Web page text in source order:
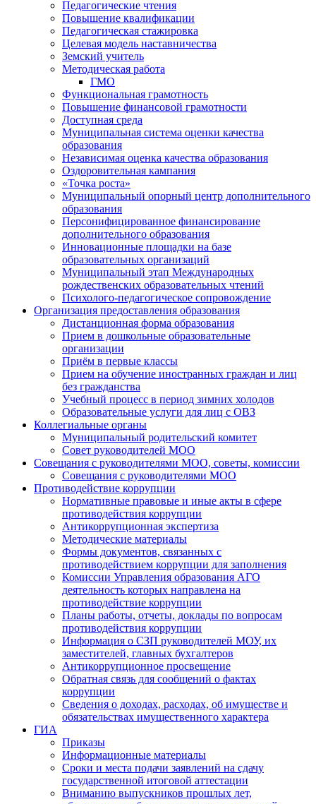
Педагогические чтения
Повышение квалификации
Педагогическая стажировка
Целевая модель наставничества
Земский учитель
Методическая работа
ГМО
Функциональная грамотность
Повышение финансовой грамотности
Доступная среда
Муниципальная система оценки качества
образования
Независимая оценка качества образования
Оздоровительная кампания
«Точка роста»
Муниципальный опорный центр дополнительного
образования
Персонифицированное финансирование
дополнительного образования
Инновационные площадки на базе
образовательных организаций
Муниципальный этап Международных
рождественских образовательных чтений
Психолого-педагогическое сопровождение
Организация предоставления образования
Дистанционная форма образования
Прием в дошкольные образовательные
организации
Приём в первые классы
Прием на обучение иностранных граждан и лиц
без гражданства
Учебный процесс в период зимних холодов
Образовательные услуги для лиц с ОВЗ
Коллегиальные органы
Муниципальный родительский комитет
Совет руководителей МОО
Совещания с руководителями МОО, советы, комиссии
Совещания с руководителями МОО
Противодействие коррупции
Нормативные правовые и иные акты в сфере
противодействия коррупции
Антикоррупционная экспертиза
Методические материалы
Формы документов, связанных с
противодействием коррупции для заполнения
Комиссии Управления образования АГО
деятельность которых направлена на
противодействие коррупции
Планы работы, отчеты, доклады по вопросам
противодействия коррупции
Информация о СЗП руководителей МОУ, их
заместителей, главных бухгалтеров
Антикоррупционное просвещение
Обратная связь для сообщений о фактах
коррупции
Сведения о доходах, расходах, об имуществе и
обязательствах имущественного характера
ГИА
Приказы
Информационные материалы
Сроки и места подачи заявлений на сдачу
государственной итоговой аттестации
Вниманию выпускников прошлых лет,